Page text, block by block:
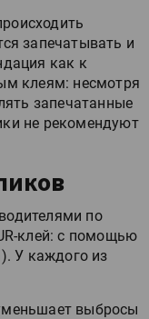
запечатывать и
как к
клеям: несмотря
запечатанные
не рекомендуют
по
клей: с помощью
У каждого из
выбросы